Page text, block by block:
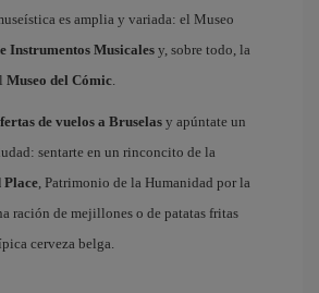
es amplia y variada: el Museo
Instrumentos Musicales y, sobre todo, la
Museo del Cómic.
de vuelos a Bruselas y apúntate un
sentarte en un rinconcito de la
Place, Patrimonio de la Humanidad por la
ración de mejillones o de patatas fritas
cerveza belga.